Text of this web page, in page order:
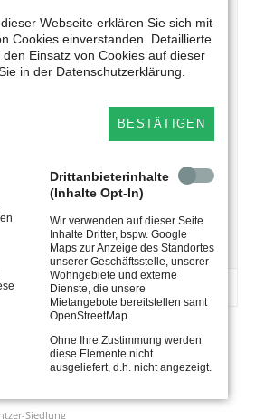
kann für die Beherbergung
oder Urlaub usw., die
und im Wohngebiet Ottendorfer
wenden Sie sich bitte während der
Mitarbeiter der WGH.
Siedlung
Webseite erklären Sie sich mit
Cookies einverstanden. Detaillierte
Einsatz von Cookies auf dieser
in der Datenschutzerklärung.
BESTÄTIGEN
Drittanbieterinhalte
(Inhalte Opt-In)
Wir verwenden auf dieser Seite
Inhalte Dritter, bspw. Google
Maps zur Anzeige des Standortes
unserer Geschäftsstelle, unserer
Wohngebiete und externe
Dienste, die unsere
Mietangebote bereitstellen samt
OpenStreetMap.
Ohne Ihre Zustimmung werden
diese Elemente nicht
ausgeliefert, d.h. nicht angezeigt.